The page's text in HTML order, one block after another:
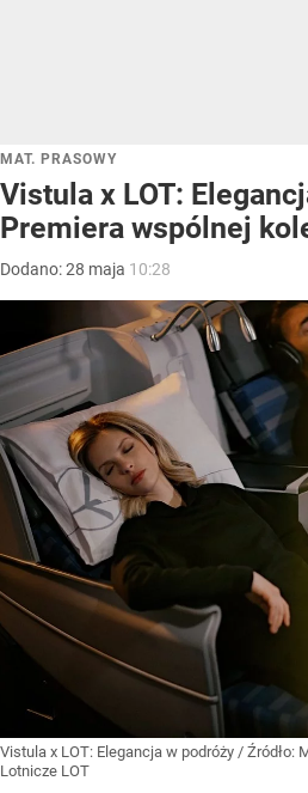
MAT. PRASOWY
Vistula x LOT:
Premiera wspólnej
Dodano:28 maja 10:28
Vistula x LOT: Elegancja w podróży / Źródło:
Lotnicze LOT